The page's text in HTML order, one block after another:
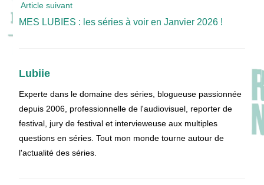
Article suivant
MES LUBIES : les séries à voir en Janvier 2026 !
Lubiie
Experte dans le domaine des séries, blogueuse passionnée
depuis 2006, professionnelle de l'audiovisuel, reporter de
festival, jury de festival et intervieweuse aux multiples
questions en séries. Tout mon monde tourne autour de
l'actualité des séries.